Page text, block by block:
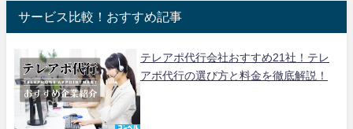
サービス比較！おすすめ記事
テレアポ代行会社おすすめ21社！テレ
アポ代行の選び方と料金を徹底解説！